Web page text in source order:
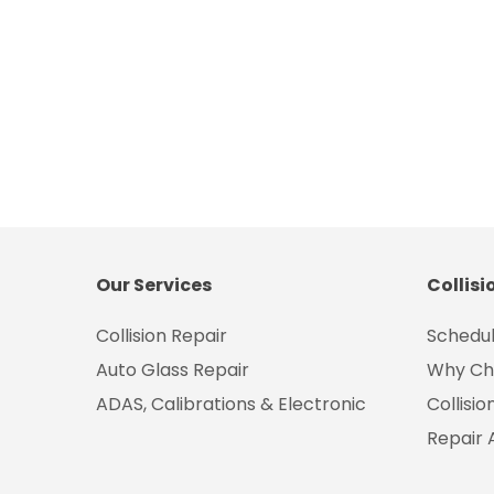
Our Services
Collision Repair
Auto Glass Repair
ADAS, Calibrations & Electronic
Why
Repair